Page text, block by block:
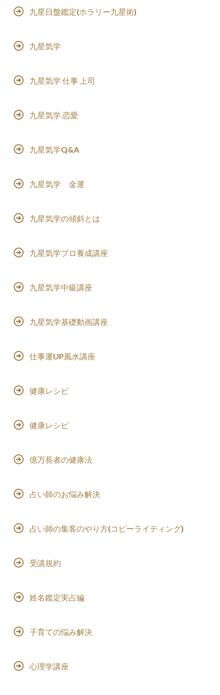
九星日盤鑑定(ホラリー九星術)
九星気学
九星気学 仕事 上司
九星気学 恋愛
九星気学Q&A
九星気学 金運
九星気学の傾斜とは
九星気学プロ養成講座
九星気学中級講座
九星気学基礎動画講座
仕事運UP風水講座
健康レシピ
健康レシピ
億万長者の健康法
占い師のお悩み解決
占い師の集客のやり方(コピーライティング)
受講規約
姓名鑑定実占編
子育ての悩み解決
心理学講座